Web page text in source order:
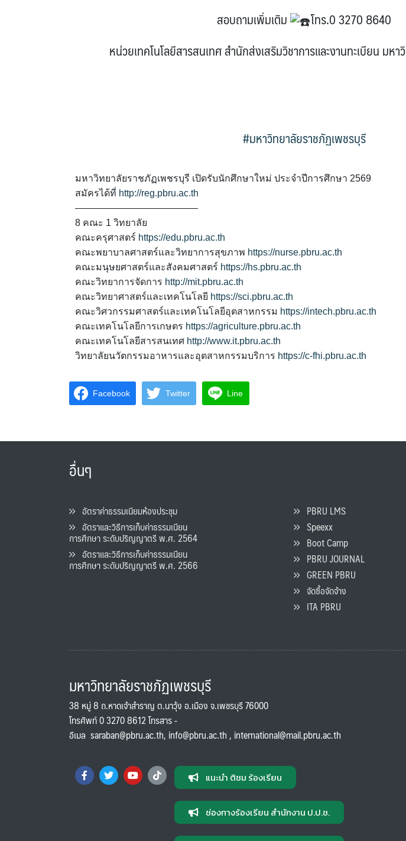
สอบถามเพิ่มเติม
โทร.0 3270 8640
หน่วยเทคโนโลยีสารสนเทศ สำนักส่งเสริมวิชาการและงานทะเบียน มห
#มหาวิทยาลัยราชภัฏเพชรบุรี
มหาวิทยาลัยราชภัฏเพชรบุรี เปิดรับนักศึกษาใหม่ ประจำปีการศึกษา 2569
สมัครได้ที่ http://reg.pbru.ac.th
—————————————
8 คณะ 1 วิทยาลัย
คณะครุศาสตร์ https://edu.pbru.ac.th
คณะพยาบาลศาสตร์และวิทยาการสุขภาพ https://nurse.pbru.ac.th
คณะมนุษยศาสตร์และสังคมศาสตร์ https://hs.pbru.ac.th
คณะวิทยาการจัดการ http://mit.pbru.ac.th
คณะวิทยาศาสตร์และเทคโนโลยี https://sci.pbru.ac.th
คณะวิศวกรรมศาสตร์และเทคโนโลยีอุตสาหกรรม https://intech.pbru.ac.th
คณะเทคโนโลยีการเกษตร https://agriculture.pbru.ac.th
คณะเทคโนโลยีสารสนเทศ http://www.it.pbru.ac.th
วิทยาลัยนวัตกรรมอาหารและอุตสาหกรรมบริการ https://c-fhi.pbru.ac.th
Facebook Twitter Line
อื่นๆ
อัตราค่าธรรมเนียมห้องประชุม
อัตราและวิธีการเก็บค่าธรรมเนียน
การศึกษา ระดับปริญญาตรี พ.ศ. 2564
อัตราและวิธีการเก็บค่าธรรมเนียน
การศึกษา ระดับปริญญาตรี พ.ศ. 2566
PBRU LMS
Speexx
Boot Camp
PBRU JOURNAL
GREEN PBRU
จัดซื้อจัดจ้าง
ITA PBRU
มหาวิทยาลัยราชภัฏเพชรบุรี
38 หมู่ 8 ถ.หาดเจ้าสำราญ ต.นาวุ้ง อ.เมือง จ.เพชรบุรี 76000
โทรศัพท์ 0 3270 8612 โทรสาร -
อีเมล saraban@pbru.ac.th, info@pbru.ac.th, international@mail.pbru.ac.th
แนะนำ ติชม ร้องเรียน
ช่องทางร้องเรียน สำนักงาน ป.ป.ช.